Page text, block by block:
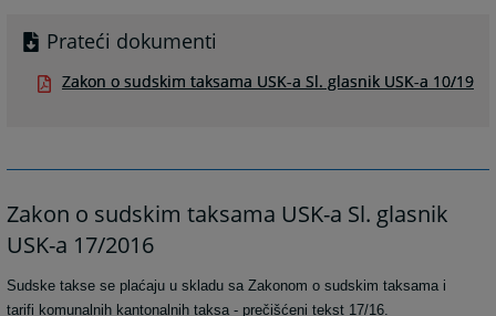
Prateći dokumenti
Zakon o sudskim taksama USK-a Sl. glasnik USK-a 10/19
Zakon o sudskim taksama USK-a Sl. glasnik
USK-a 17/2016
Sudske takse se plaćaju u skladu sa Zakonom o sudskim taksama i
tarifi komunalnih kantonalnih taksa - prečišćeni tekst 17/16.